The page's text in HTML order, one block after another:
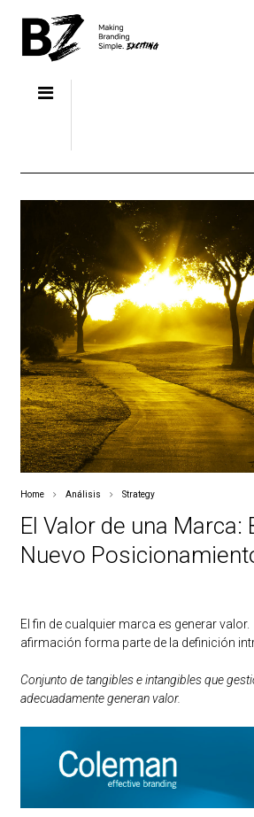
Home Análisis Strategy
El Valor de una Marca:
Nuevo
El fin de cualquier marca es generar
afirmación forma parte de la definición
Conjunto de tangibles e intangibles que
adecuadamente generan valor.